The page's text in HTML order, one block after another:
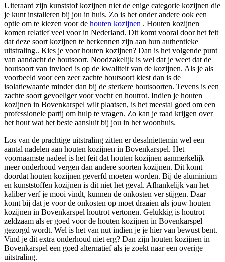
Uiteraard zijn kunststof kozijnen niet de enige categorie kozijnen die
je kunt installeren bij jou in huis. Zo is het onder andere ook een
optie om te kiezen voor de houten kozijnen . Houten kozijnen
komen relatief veel voor in Nederland. Dit komt vooral door het feit
dat deze soort kozijnen te herkennen zijn aan hun authentieke
uitstraling.. Kies je voor houten kozijnen? Dan is het volgende punt
van aandacht de houtsoort. Noodzakelijk is wel dat je weet dat de
houtsoort van invloed is op de kwaliteit van de kozijnen. Als je als
voorbeeld voor een zeer zachte houtsoort kiest dan is de
isolatiewaarde minder dan bij de sterkere houtsoorten. Tevens is een
zachte soort gevoeliger voor vocht en houtrot. Indien je houten
kozijnen in Bovenkarspel wilt plaatsen, is het meestal goed om een
professionele partij om hulp te vragen. Zo kan je raad krijgen over
het hout wat het beste aansluit bij jou in het woonhuis.
Los van de prachtige uitstraling zitten er desalniettemin wel een
aantal nadelen aan houten kozijnen in Bovenkarspel. Het
voornaamste nadeel is het feit dat houten kozijnen aanmerkelijk
meer onderhoud vergen dan andere soorten kozijnen. Dit komt
doordat houten kozijnen geverfd moeten worden. Bij de aluminium
en kunststoffen kozijnen is dit niet het geval. Afhankelijk van het
kaliber verf je mooi vindt, kunnen de onkosten ver stijgen. Daar
komt bij dat je voor de onkosten op moet draaien als jouw houten
kozijnen in Bovenkarspel houtrot vertonen. Gelukkig is houtrot
zeldzaam als er goed voor de houten kozijnen in Bovenkarspel
gezorgd wordt. Wel is het van nut indien je je hier van bewust bent.
Vind je dit extra onderhoud niet erg? Dan zijn houten kozijnen in
Bovenkarspel een goed alternatief als je zoekt naar een overige
uitstraling.